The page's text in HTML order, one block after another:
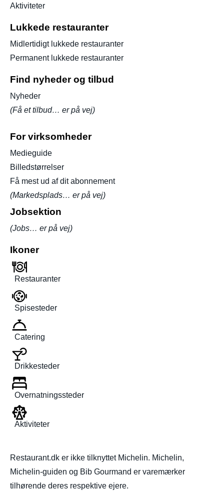
Aktiviteter
Lukkede restauranter
Midlertidigt lukkede restauranter
Permanent lukkede restauranter
Find nyheder og tilbud
Nyheder
(Få et tilbud… er på vej)
For virksomheder
Medieguide
Billedstørrelser
Få mest ud af dit abonnement
(Markedsplads… er på vej)
Jobsektion
(Jobs… er på vej)
Ikoner
Restauranter
Spisesteder
Catering
Drikkesteder
Overnatningssteder
Aktiviteter
Restaurant.dk er ikke tilknyttet Michelin. Michelin,
Michelin-guiden og Bib Gourmand er varemærker
tilhørende deres respektive ejere.